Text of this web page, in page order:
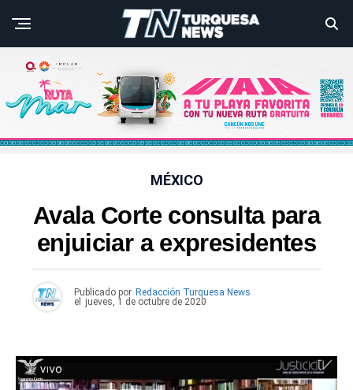
MÉXICO
Avala Corte consulta para
enjuiciar a expresidentes
Publicado por Redacción Turquesa News
el
jueves, 1 de octubre de 2020